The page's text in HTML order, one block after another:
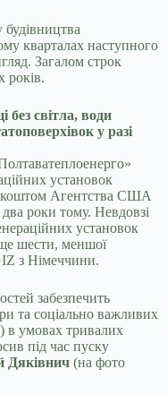
кварталах наступного
Загалом строк
років.
світла, води
у разі
установок
коштом Агентства США
роки тому. Невдовзі
установок
шести, меншої
з Німеччини.
забезпечить
та соціально важливих
) в умовах тривалих
під час пуску
Дяківнич (на фото